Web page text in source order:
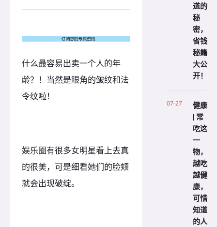
什么最容易出卖一个人的年
龄？！当然是眼角的皱纹和法
令纹啦！
娱乐圈有很多女明星看上去真
的很美，可是细看她们的脸颊
就会出现破绽。
道的
秘
密，
省钱
秘籍
大公
开！
07-27
健康
| 常
吃这
一
物，
越吃
越健
康，
可惜
知道
的人